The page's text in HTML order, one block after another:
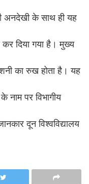
अनदेखी के साथ ही यह
कर दिया गया है। मुख्य
का रुख होता है। यह
नाम पर विभागीय
दून विश्वविद्यालय